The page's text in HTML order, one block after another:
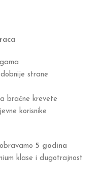
strane
bračne krevete
korisnike
5 godina
klase i dugotrajnost